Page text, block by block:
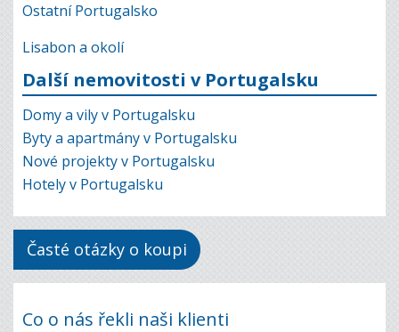
Ostatní Portugalsko
Lisabon a okolí
Další nemovitosti v Portugalsku
Domy a vily v Portugalsku
Byty a apartmány v Portugalsku
Nové projekty v Portugalsku
Hotely v Portugalsku
Časté otázky o koupi
Co o nás řekli naši klienti